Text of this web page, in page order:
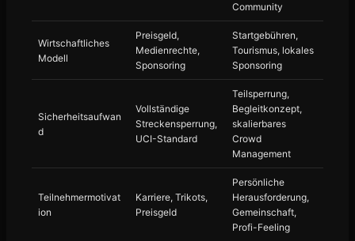
Community
Wirtschaftliches
Modell
Preisgeld,
Medienrechte,
Sponsoring
Startgebühren,
Tourismus, lokales
Sponsoring
Sicherheitsaufwan
d
Vollständige
Streckensperrung,
UCI-Standard
Teilsperrung,
Begleitkonzept,
skalierbares
Crowd
Management
Teilnehmermotivat
ion
Karriere, Trikots,
Preisgeld
Persönliche
Herausforderung,
Gemeinschaft,
Profi-Feeling